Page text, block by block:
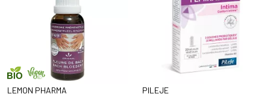
LEMON PHARMA
PILEJE